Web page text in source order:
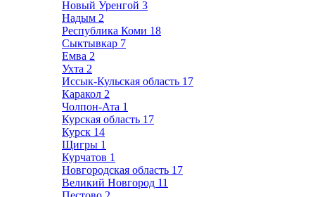
Новый Уренгой 3
Надым 2
Республика Коми 18
Сыктывкар 7
Емва 2
Ухта 2
Иссык-Кульская область 17
Каракол 2
Чолпон-Ата 1
Курская область 17
Курск 14
Щигры 1
Курчатов 1
Новгородская область 17
Великий Новгород 11